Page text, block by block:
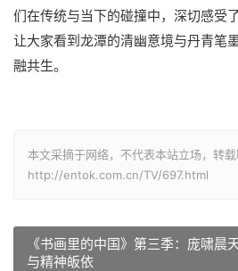
们在传统与当下的碰撞中，深切感受
让大家看到龙潭的清幽意境与丹青笔
融共生。
本文采摘于网络，不代表本站立场，转载
http://entok.com.cn/TV/697.html
《书画里的中国》第三季：庞啸晨
与精神皈依